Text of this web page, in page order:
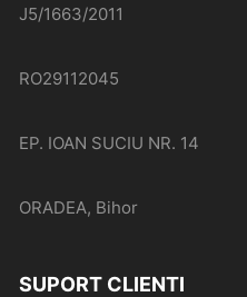
J5/1663/2011
RO29112045
EP. IOAN SUCIU NR. 14
ORADEA, Bihor
SUPORT CLIENTI